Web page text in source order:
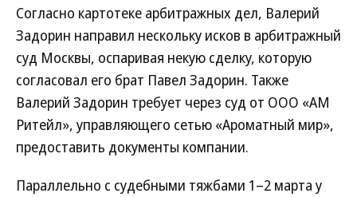
Согласно картотеке арбитражных дел, Валерий
Задорин направил нескольку исков в арбитражный
суд Москвы, оспаривая некую сделку, которую
согласовал его брат Павел Задорин. Также
Валерий Задорин требует через суд от ООО «АМ
Ритейл», управляющего сетью «Ароматный мир»,
предоставить документы компании.
Параллельно с судебными тяжбами 1–2 марта у